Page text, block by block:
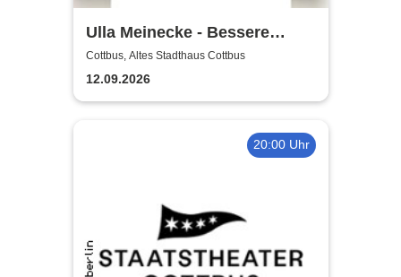
Ulla Meinecke - Bessere
Zeiten Tour
Cottbus, Altes Stadthaus Cottbus
12.09.2026
20:00 Uhr